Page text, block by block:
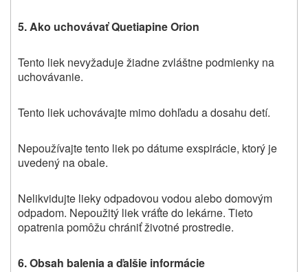
5. Ako uchovávaťQuetiapine Orion
Tento liek nevyžaduje žiadne zvláštne podmienky na
uchovávanie.
Tento liek uchovávajte mimo dohľadu a dosahu detí.
Nepoužívajte tento liek po dátume exspirácie, ktorý je
uvedený na obale.
Nelikvidujte lieky odpadovou vodou alebo domovým
odpadom. Nepoužitý liek vráťte do lekárne. Tieto
opatrenia pomôžu chrániť životné prostredie.
6.Obsah balenia a ďalšie informácie